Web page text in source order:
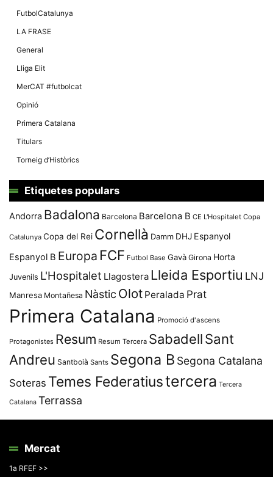
FutbolCatalunya
LA FRASE
General
Lliga Elit
MerCAT #futbolcat
Opinió
Primera Catalana
Titulars
Torneig d’Històrics
Etiquetes populars
Andorra Badalona Barcelona Barcelona B CE L'Hospitalet Copa
Catalunya Copa del Rei Cornellà Damm DHJ Espanyol
Espanyol B Europa FCF Futbol Base Gavà Girona Horta
Juvenils L'Hospitalet Llagostera Lleida Esportiu LNJ
Manresa Montañesa Nàstic Olot Peralada Prat
Primera Catalana Promoció d'ascens
Protagonistes Resum Resum Tercera SabadellSant
Andreu Santboià Sants Segona B Segona Catalana
Soteras Temes Federatiustercera Tercera
Catalana Terrassa
Mercat
1a RFEF >>